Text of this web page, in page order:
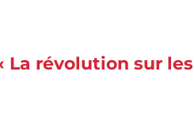
La révolution sur les